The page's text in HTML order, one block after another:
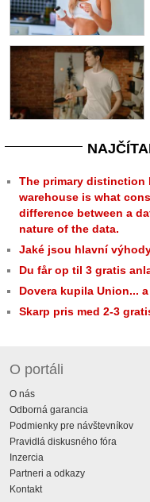
The primary distinction
warehouse is what
difference between a
nature of the data.
Jaké jsou hlavní
Du får op til 3 gratis
Dovera kupila Union...
Skarp pris med 2-3
O portáli
O nás
Odborná garancia
Podmienky pre návštevníkov
Pravidlá diskusného fóra
Inzercia
Partneri a odkazy
Kontakt